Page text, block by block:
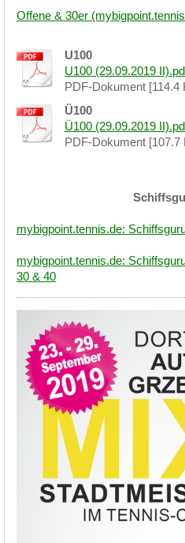
Offene & 30er
U100
U100 (29.09.2019
PDF-Dokument [114.4
Ü100
Ü100 (29.09.2019
PDF-Dokument [107.7
mybigpoint.tennis.de:
mybigpoint.tennis.de:
30 & 40